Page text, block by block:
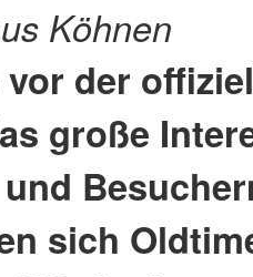
Köhnen
der
große
sich